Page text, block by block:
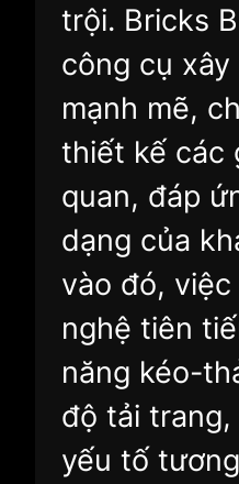
trội. Bricks
công cụ
mạnh mẽ,
thiết kế các
quan, đáp
dạng của
vào đó,
nghệ tiên
năng kéo-
độ tải
yếu tố